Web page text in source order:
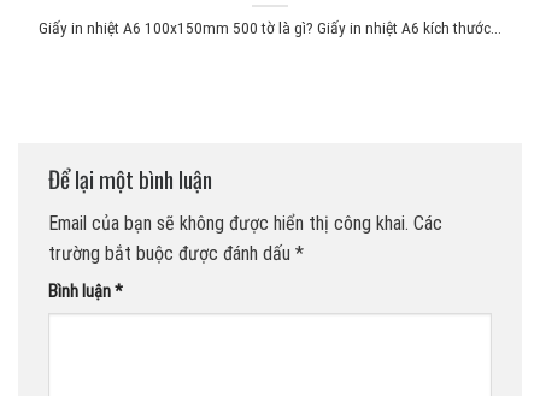
Giấy in nhiệt A6 100x150mm 500 tờ là gì? Giấy in nhiệt A6 kích thước...
Để lại một bình luận
Email của bạn sẽ không được hiển thị công khai. Các
trường bắt buộc được đánh dấu *
Bình luận*